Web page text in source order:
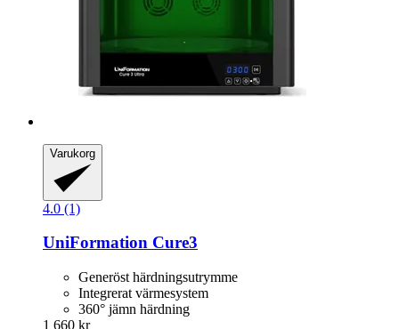
Varukorg
4.0 (1)
UniFormation Cure3
Generöst härdningsutrymme
Integrerat värmesystem
360° jämn härdning
1 660 kr